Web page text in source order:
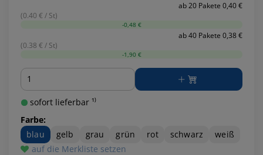
ab 20 Pakete 0,40 €
(0.40 € / St)
-0,48 €
ab 40 Pakete 0,38 €
(0.38 € / St)
-1,90 €
Menge
sofort lieferbar ¹⁾
Farbe:
blau
gelb grau grün rot schwarz
weiß
auf die Merkliste setzen